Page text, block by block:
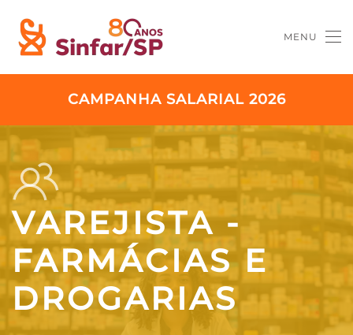
Skip to main content MENU
CAMPANHA SALARIAL 2026
VAREJISTA -
FARMÁCIAS E
DROGARIAS